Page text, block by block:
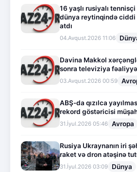
16 yaşlı rusiyalı
dünya reytinqində
atdı
04.Avqust.2026 11:06
Davina Makkol
sonra televiziya
03.Avqust.2026 00:59
ABŞ-da qızılca
rekord göstəricisi
31.İyul.2026 05:46 Avropa
Rusiya Ukraynanın iri
raket və dron atəşinə
31.İyul.2026 03:09 Dünya